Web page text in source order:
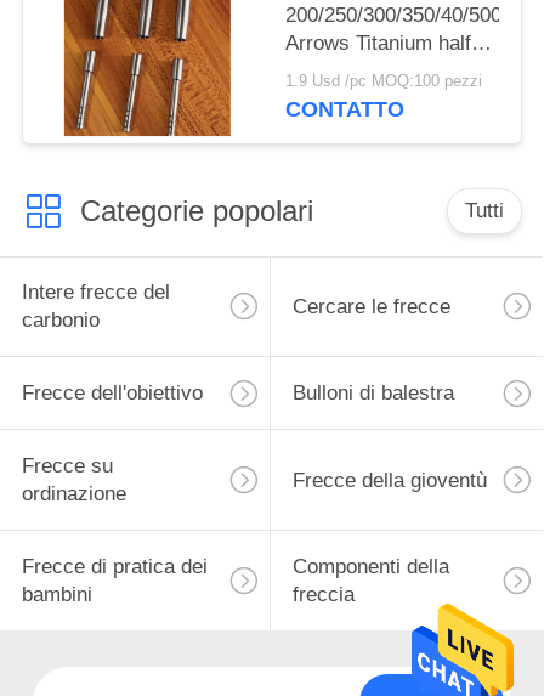
200/250/300/350/40/500
Arrows Titanium half
out inserts and Collars
Sleeve
1.9 Usd /pc MOQ:100 pezzi
CONTATTO
Categorie popolari Tutti
Intere frecce del
carbonio
Cercare le frecce
Frecce dell'obiettivo Bulloni di balestra
Frecce su
ordinazione
Frecce della gioventù
Frecce di pratica dei
bambini
Componenti della
freccia